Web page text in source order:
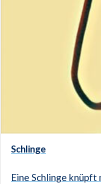
Schlinge
Eine Schlinge knüpft